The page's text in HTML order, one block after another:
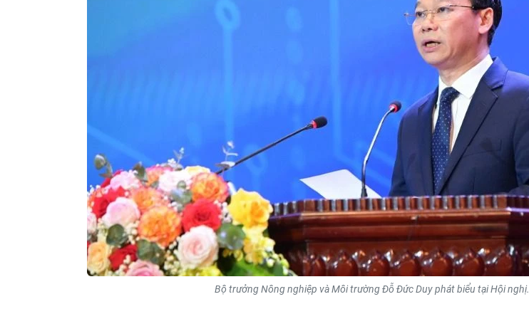
Bộ trưởng Nông nghiệp và Môi trường Đỗ Đức Duy phát biểu tại Hội nghị.